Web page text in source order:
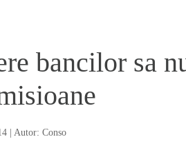
bancilor sa
| Autor: Conso